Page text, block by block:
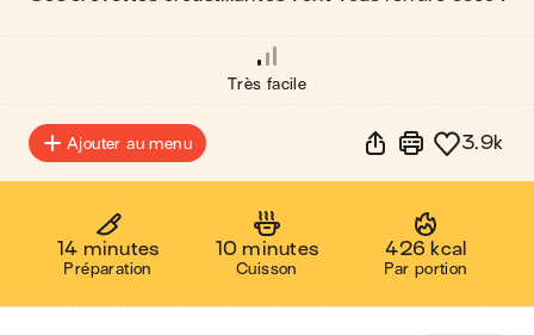
Très facile
Ajouter au menu 3.9k
14 minutes
Préparation
10 minutes
Cuisson
426 kcal
Par portion